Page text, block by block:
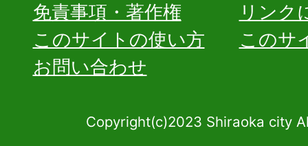
免責事項・著作権
リンク
このサイトの使い方
このサ
お問い合わせ
Copyright(c)2023 Shiraoka city